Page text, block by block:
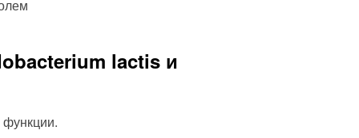
lactis и